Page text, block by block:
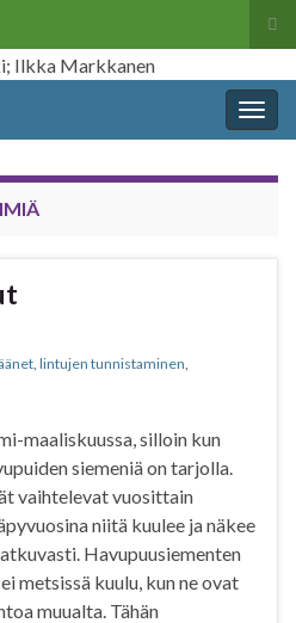
lintujen tunnistaminen
maaliskuussa, silloin kun
siemeniä on tarjolla.
vaihtelevat vuosittain
niitä kuulee ja näkee
Havupuusiementen
metsissä kuulu, kun ne ovat
muualta. Tähän